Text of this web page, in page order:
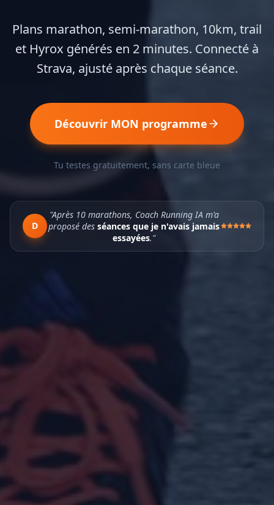
Plans marathon, semi-marathon, 10km, trail
et Hyrox générés en 2 minutes. Connecté à
Strava, ajusté après chaque séance.
Découvrir MON programme
Tu testes gratuitement, sans carte bleue
D
"Après 10 marathons, Coach Running IA m'a
proposé des séances que je n'avais jamais
essayées."